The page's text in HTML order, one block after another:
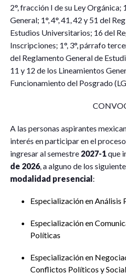
2°, fracción I de su Ley Orgánica;
General; 1°, 4°, 41, 42 y 51 del
Estudios Universitarios; 16 del
Inscripciones; 1°, 3°, párrafo
del Reglamento General de
11 y 12 de los Lineamientos
Funcionamiento del Posgrado
A las personas aspirantes
interés en participar en el
ingresar al semestre 2027-1que
de 2026, a alguno de los
modalidad presencial:
Especialización en Análisis
Especialización en
Políticas
Especialización en
Conflictos Políticos y